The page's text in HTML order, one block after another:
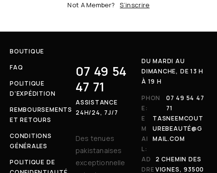
Not A Member? S’inscrire
BOUTIQUE
FAQ
POLITIQUE
D’EXPÉDITION
REMBOURSEMENTS
ET RETOURS
CONDITIONS
GÉNÉRALES
POLITIQUE DE
07 49 54
47 71
ASSISTANCE
24H/24, 7J/7
Des tenues
pakistanaises
exceptionnelle
DU MARDI AU
DIMANCHE, DE 13 H
À 19 H
PHON
E:
07 49 54 47
71
E
M
AI
L:
TASNEEMCOUT
UREBEAUTÉ@G
MAIL.COM
AD
DRE
2 CHEMIN DES
VIGNES, 93500